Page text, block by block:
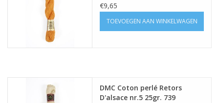
€9,65
TOEVOEGEN AAN WINKELWAGEN
DMC Coton perlé Retors
D'alsace nr.5 25gr. 739